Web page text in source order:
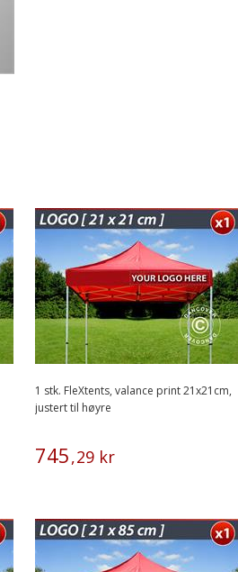
1 stk. FleXtents, valance print 21x21cm,
justert til høyre
745,29 kr